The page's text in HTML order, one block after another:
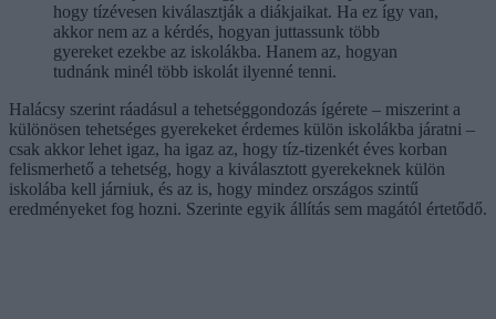
hogy tízévesen kiválasztják a diákjaikat. Ha ez így van,
akkor nem az a kérdés, hogyan juttassunk több
gyereket ezekbe az iskolákba. Hanem az, hogyan
tudnánk minél több iskolát ilyenné tenni.
Halácsy szerint ráadásul a tehetséggondozás ígérete – miszerint a
különösen tehetséges gyerekeket érdemes külön iskolákba járatni –
csak akkor lehet igaz, ha igaz az, hogy tíz-tizenkét éves korban
felismerhető a tehetség, hogy a kiválasztott gyerekeknek külön
iskolába kell járniuk, és az is, hogy mindez országos szintű
eredményeket fog hozni. Szerinte egyik állítás sem magától értetődő.